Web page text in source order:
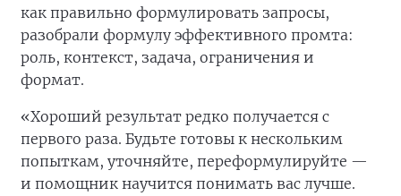
как правильно формулировать запросы,
разобрали формулу эффективного промта:
роль, контекст, задача, ограничения и
формат.
«Хороший результат редко получается с
первого раза. Будьте готовы к нескольким
попыткам, уточняйте, переформулируйте —
и помощник научится понимать вас лучше.